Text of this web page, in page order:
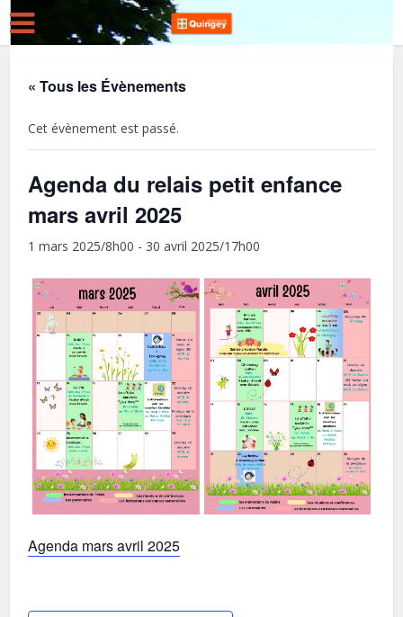
« Tous les Évènements
Cet évènement est passé.
Agenda du relais petit enfance
mars avril 2025
1 mars 2025/8h00 - 30 avril 2025/17h00
Agenda mars avril 2025